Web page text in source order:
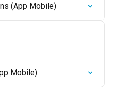
(App Mobile)
Mobile)